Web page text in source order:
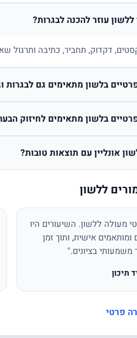
עוזר להכנה לבגרות?
דקדוק, תחביר, כתיבה ותרגול
בלשון מתאימים גם לבגרות
בלשון מתאימים לחיזוק
אונליין עם תוצאות טובות?
ללשון
מעולה ללשון. השיעורים היו
ומותאמים אישית, ותוך זמן
משמעותי בציונים."
תיכון
פרטי